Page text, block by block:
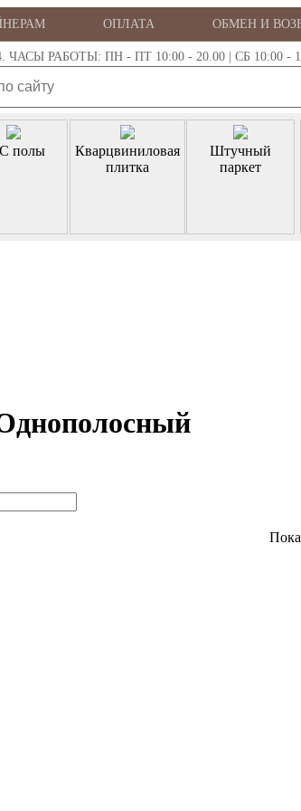
ОПЛАТА ОБМЕН И
РАБОТЫ: ПН - ПТ 10:00 - 20.00 | СБ 10:00 -
полы
Кварцвиниловая
плитка
Штучный
паркет